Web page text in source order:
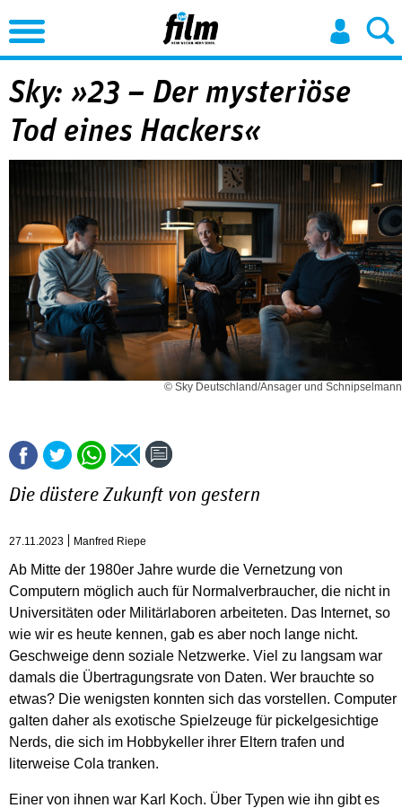
Jump to Navigation
Sky: »23 – Der mysteriöse
Tod eines Hackers«
© Sky Deutschland/Ansager und Schnipselmann
Die düstere Zukunft von gestern
27.11.2023 Manfred Riepe
Ab Mitte der 1980er Jahre wurde die Vernetzung von
Computern möglich auch für Normalverbraucher, die nicht in
Universitäten oder Militärlaboren arbeiteten. Das Internet, so
wie wir es heute kennen, gab es aber noch lange nicht.
Geschweige denn soziale Netzwerke. Viel zu langsam war
damals die Übertragungsrate von Daten. Wer brauchte so
etwas? Die wenigsten konnten sich das vorstellen. Computer
galten daher als exotische Spielzeuge für pickelgesichtige
Nerds, die sich im Hobbykeller ihrer Eltern trafen und
literweise Cola tranken.
Einer von ihnen war Karl Koch. Über Typen wie ihn gibt es